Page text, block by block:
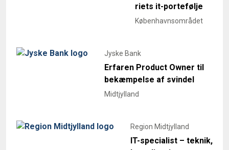
riets it-portefølje
Københavnsområdet
Jyske Bank
Erfaren Product Owner til
bekæmpelse af svindel
Midtjylland
Region Midtjylland
IT-specialist – teknik,